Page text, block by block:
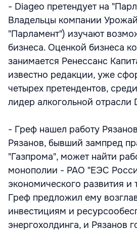
- Diageo претендует на
Владельцы компании
"Парламент") изучают
бизнеса. Оценкой бизнеса
занимается Ренессанс
известно редакции, уже
четырех претендентов,
лидер алкогольной отрасли
- Греф нашел работу
Рязанов, бывший зампред
"Газпрома", может найти
монополии - РАО "ЕЭС
экономического развития и
Греф предложил ему
инвестициям и
энергохолдинга, и Рязанов